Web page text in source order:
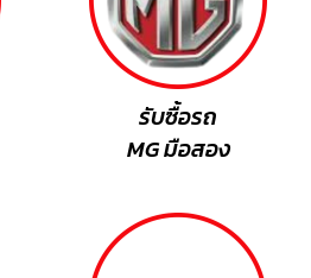
รับซื้อรถ
MG มือสอง